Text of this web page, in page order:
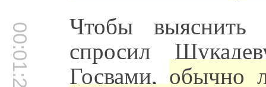
00:01:28 Чтобы
спросил
Госвами, обычно